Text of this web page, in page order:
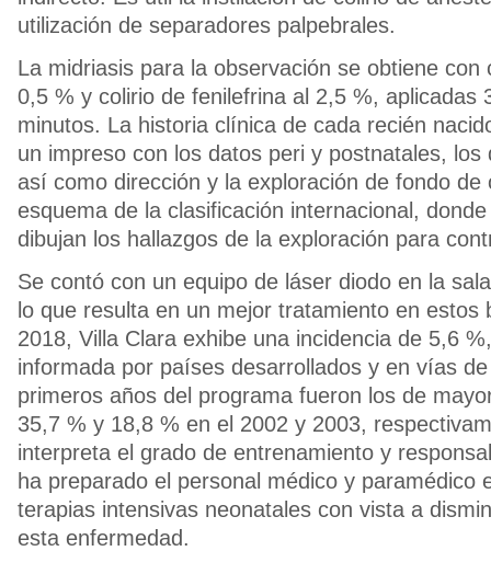
utilización de separadores palpebrales.
La midriasis para la observación se obtiene con
0,5 % y colirio de fenilefrina al 2,5 %, aplicadas
minutos. La historia clínica de cada recién
un impreso con los datos peri y postnatales, los
así como dirección y la exploración de fondo de
esquema de la clasificación internacional,
dibujan los hallazgos de la exploración para
Se contó con un equipo de láser diodo en la
lo que resulta en un mejor tratamiento en estos
2018, Villa Clara exhibe una incidencia de 5,6
informada por países desarrollados y en vías
primeros años del programa fueron los de
35,7 % y 18,8 % en el 2002 y 2003,
interpreta el grado de entrenamiento y
ha preparado el personal médico y paramédico
terapias intensivas neonatales con vista a
esta enfermedad.